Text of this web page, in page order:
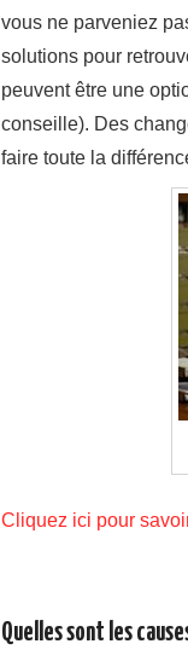
vous ne parveniez
solutions pour
peuvent être une
conseille). Des
faire toute la
Cliquez ici pour
Quelles sont les